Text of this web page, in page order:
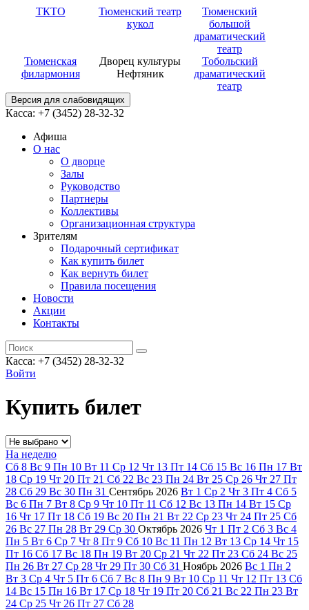
ТКТО
Тюменский театр
кукол
Тюменский
большой
драматический
театр
Тюменская
филармония
Дворец культуры
Нефтяник
Тобольский
драматический
театр
Версия для слабовидящих
Касса: +7 (3452) 28-32-32
Афиша
О нас
О дворце
Залы
Руководство
Партнеры
Коллективы
Организационная структура
Зрителям
Подарочный сертификат
Как купить билет
Как вернуть билет
Правила посещения
Новости
Акции
Контакты
Касса: +7 (3452) 28-32-32
Войти
Купить билет
На неделю
Сб 8 Вс 9 Пн 10 Вт 11 Ср 12 Чт 13 Пт 14 Сб 15 Вс 16 Пн 17 Вт
18 Ср 19 Чт 20 Пт 21 Сб 22 Вс 23 Пн 24 Вт 25 Ср 26 Чт 27 Пт
28 Сб 29 Вс 30 Пн 31 Сентябрь 2026 Вт 1 Ср 2 Чт 3 Пт 4 Сб 5
Вс 6 Пн 7 Вт 8 Ср 9 Чт 10 Пт 11 Сб 12 Вс 13 Пн 14 Вт 15 Ср
16 Чт 17 Пт 18 Сб 19 Вс 20 Пн 21 Вт 22 Ср 23 Чт 24 Пт 25 Сб
26 Вс 27 Пн 28 Вт 29 Ср 30 Октябрь 2026 Чт 1 Пт 2 Сб 3 Вс 4
Пн 5 Вт 6 Ср 7 Чт 8 Пт 9 Сб 10 Вс 11 Пн 12 Вт 13 Ср 14 Чт 15
Пт 16 Сб 17 Вс 18 Пн 19 Вт 20 Ср 21 Чт 22 Пт 23 Сб 24 Вс 25
Пн 26 Вт 27 Ср 28 Чт 29 Пт 30 Сб 31 Ноябрь 2026 Вс 1 Пн 2
Вт 3 Ср 4 Чт 5 Пт 6 Сб 7 Вс 8 Пн 9 Вт 10 Ср 11 Чт 12 Пт 13 Сб
14 Вс 15 Пн 16 Вт 17 Ср 18 Чт 19 Пт 20 Сб 21 Вс 22 Пн 23 Вт
24 Ср 25 Чт 26 Пт 27 Сб 28